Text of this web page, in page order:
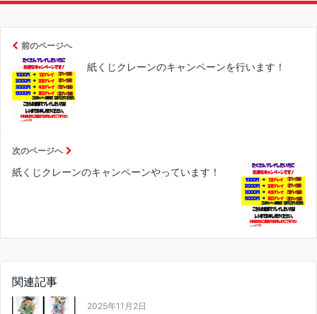
前のページへ
紙くじクレーンのキャンペーンを行います！
次のページへ
紙くじクレーンのキャンペーンやっています！
関連記事
2025年11月2日